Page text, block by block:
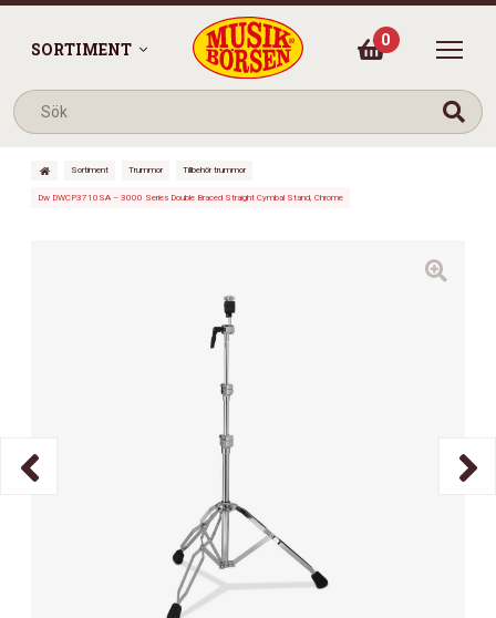
SORTIMENT 0
Sortiment Trummor Tillbehör trummor
Dw DWCP3710SA – 3000 Series Double Braced Straight Cymbal Stand, Chrome